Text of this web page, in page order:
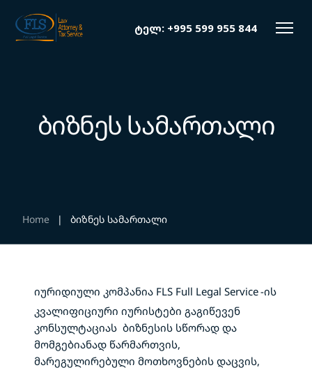
ტელ: +995 599 955 844
ბიზნეს სამართალი
Home | ბიზნეს სამართალი
იურიდიული კომპანია FLS Full Legal Service-ის
კვალიფიციური იურისტები გაგიწევენ
კონსულტაციას ბიზნესის სწორად და
მომგებიანად წარმართვის,
მარეგულირებული მოთხოვნების დაცვის,